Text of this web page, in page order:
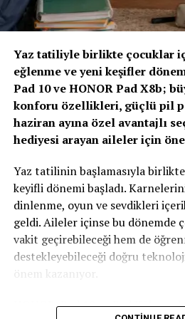
içi 10:00 ile 16:00 saatleri
en fazla üç kişiye izin verilirken,
müdahale etmek için araçta bir
sürücü bulunacak.
BENZER İÇERIKLER
UP NEXT
Toyota’nın Şehirli SUV’u Yaris
DON'T MISS
Renault Group Türkiye
Görevine Saadet Alpago Getirildi
“Yapay Zeka ve Veri, Yeni
Zirvenin dijitalleşme ve veri
başlıklı oturumlarında, yapay
sigortacılıkta karar alma
AXA Türkiye Satış, Kurumsal
Başkanı Sanem Çıngay
daha anlamlı müşteri
olacak. Yapay zeka bize güçlü
müşteri güvenini inşa eden temel
tutarlılık ve uzun vadeli ilişki
Teknolojinin sağladığı hız ve
Güvencesi” yaklaşımımızı da
Yaz tatiliyle birlikte çocuklar
eğlenme ve yeni keşifler
Pad 10 ve HONOR Pad X8b;
konforu özellikleri, güçlü pil
haziran ayına özel avantajlı
hediyesi arayan aileler için öne
Yaz tatilinin başlamasıyla
keyifli dönemi başladı.
dinlenme, oyun ve sevdikleri
geldi. Aileler içinse bu dönemde
vakit geçirebileceği hem de
destekleyebileceği doğru
önem kazanıyor.
HONOR, Pad 10 ve Pad X8b